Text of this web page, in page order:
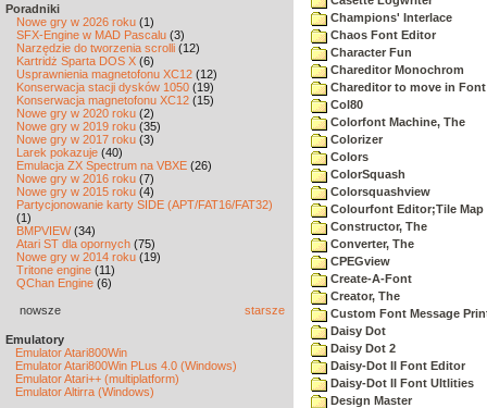
Poradniki
Nowe gry w 2026 roku (1)
SFX-Engine w MAD Pascalu (3)
Narzędzie do tworzenia scrolli (12)
Kartridż Sparta DOS X (6)
Usprawnienia magnetofonu XC12 (12)
Konserwacja stacji dysków 1050 (19)
Konserwacja magnetofonu XC12 (15)
Nowe gry w 2020 roku (2)
Nowe gry w 2019 roku (35)
Nowe gry w 2017 roku (3)
Larek pokazuje (40)
Emulacja ZX Spectrum na VBXE (26)
Nowe gry w 2016 roku (7)
Nowe gry w 2015 roku (4)
Partycjonowanie karty SIDE (APT/FAT16/FAT32)
(1)
BMPVIEW(34)
Atari ST dla opornych (75)
Nowe gry w 2014 roku (19)
Tritone engine (11)
QChan Engine (6)
nowsze starsze
Emulatory
Emulator Atari800Win
Emulator Atari800Win PLus 4.0 (Windows)
Emulator Atari++ (multiplatform)
Emulator Altirra (Windows)
Champions' Interlace
Chaos Font Editor
Character Fun
Chareditor Monochrom
Chareditor to move in Font
Col80
Colorfont Machine, The
Colorizer
Colors
ColorSquash
Colorsquashview
Colourfont Editor;Tile Map
Constructor, The
Converter, The
CPEGview
Create-A-Font
Creator, The
Custom Font Message
Daisy Dot
Daisy Dot 2
Daisy-Dot II Font Editor
Daisy-Dot II Font Ultlities
Design Master